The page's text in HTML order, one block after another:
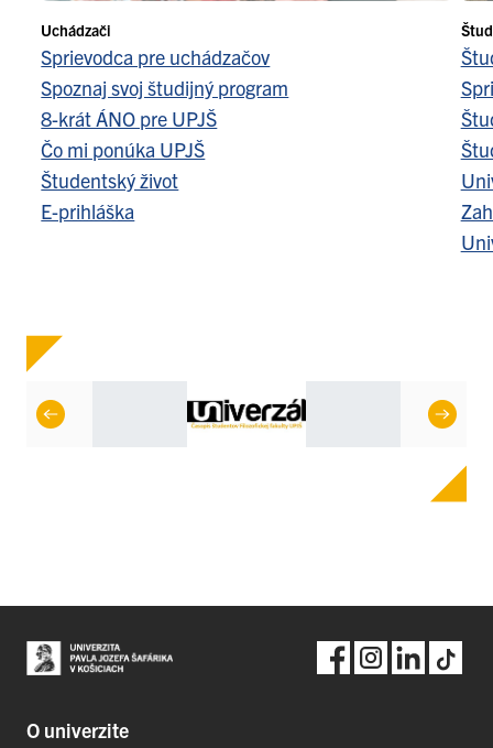
Uchádzači
Sprievodca pre uchádzačov
Spoznaj svoj študijný program
8-krát ÁNO pre UPJŠ
Čo mi ponúka UPJŠ
Študentský život
E-prihláška
O univerzite